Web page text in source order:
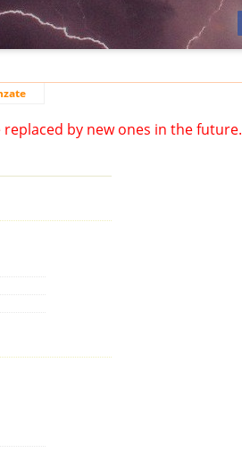
by new ones in the future.